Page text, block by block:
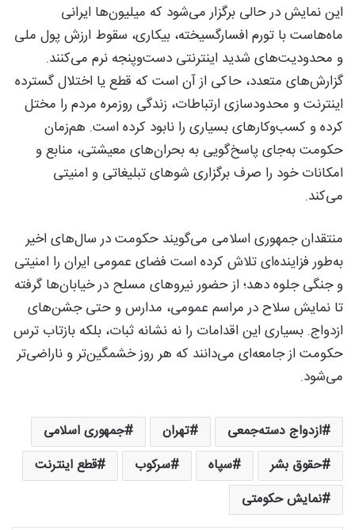
این نمایش در حالی برگزار می‌شود که میلیون‌ها ایرانی
ماه‌هاست با تورم افسارگسیخته، بیکاری، سقوط ارزش پول ملی
و محدودیت‌های شدید اینترنتی دست‌وپنجه نرم می‌کنند.
گزارش‌های متعدد، حاکی از آن است که قطع یا اختلال گسترده
اینترنت و محدودسازی ارتباطات، زندگی روزمره مردم را مختل
کرده و کسب‌وکارهای بسیاری را نابود کرده است. هم‌زمان
حکومت به‌جای پاسخ‌گویی به بحران‌های معیشتی، منابع و
امکانات خود را صرف برگزاری شوهای تبلیغاتی و امنیتی
می‌کند.
منتقدان جمهوری اسلامی می‌گویند حکومت در سال‌های اخیر
به‌طور فزاینده‌ای تلاش کرده است فضای عمومی ایران را امنیتی
و جنگی جلوه دهد؛ از حضور نیروهای مسلح در خیابان‌ها گرفته
تا نمایش سلاح در مراسم عمومی، مدارس و حتی جشن‌های
ازدواج. بسیاری این اقدامات را نه نشانه ثبات، بلکه بازتاب ترس
حکومت از جامعه‌ای می‌دانند که هر روز خشمگین‌تر و ناراضی‌تر
می‌شود.
ازدواج دسته‌جمعی تهران
جمهوری اسلامی
حقوق بشر
سپاه سرکوب
قطع اینترنت
نمایش حکومتی